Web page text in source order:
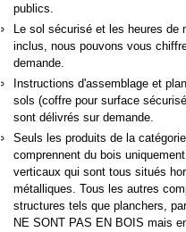
publics.
Le sol sécurisé et les heures de
inclus, nous pouvons vous
demande.
Instructions d'assemblage et
sols (coffre pour surface
sont délivrés sur demande.
Seuls les produits de la
comprennent du bois
verticaux qui sont tous situés
métalliques. Tous les autres
structures tels que planchers,
NE SONT PAS EN BOIS mais